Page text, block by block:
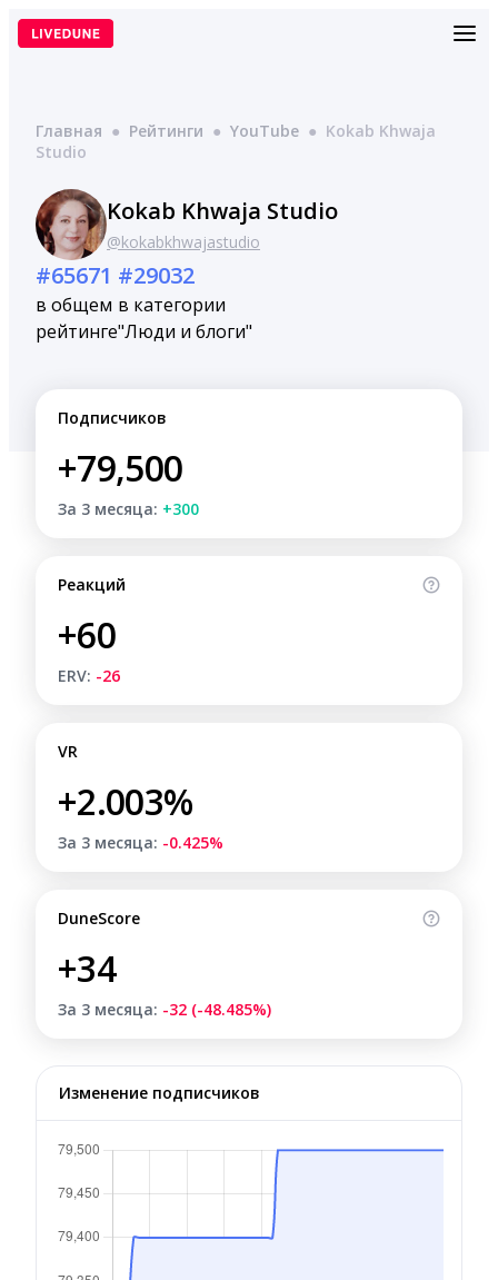
Перейти
Главная ● Рейтинги ● YouTube ● Kokab Khwaja
Studio
Kokab Khwaja Studio
@kokabkhwajastudio
#65671
в общем
рейтинге
#29032
в категории
"Люди и блоги"
Подписчиков
+79,500
За 3 месяца: +300
Реакций
+60
ERV: -26
VR
+2.003%
За 3 месяца: -0.425%
DuneScore
+34
За 3 месяца: -32 (-48.485%)
Изменение подписчиков